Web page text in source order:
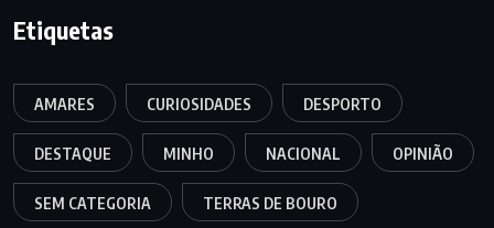
Etiquetas
AMARES CURIOSIDADES DESPORTO
DESTAQUE MINHO NACIONAL OPINIÃO
SEM CATEGORIA TERRAS DE BOURO